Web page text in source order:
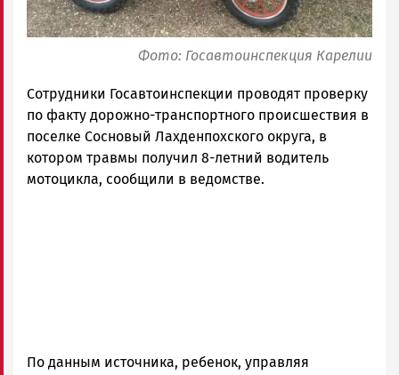
Фото: Госавтоинспекция Карелии
Сотрудники Госавтоинспекции проводят проверку
по факту дорожно-транспортного происшествия в
поселке Сосновый Лахденпохского округа, в
котором травмы получил 8-летний водитель
мотоцикла, сообщили в ведомстве.
По данным источника, ребенок, управляя